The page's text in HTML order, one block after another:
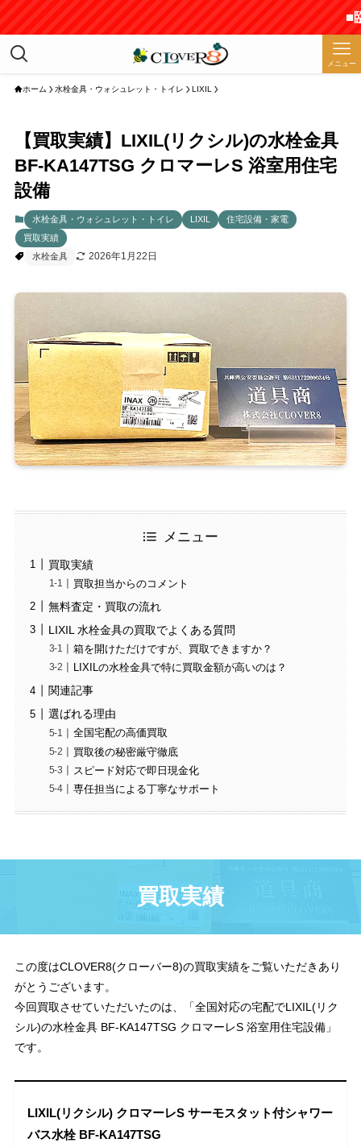
■臨時休
メニュー
ホーム 水栓金具・ウォシュレット・トイレ LIXIL
【買取実績】LIXIL(リクシル)の水栓金具
BF-KA147TSG クロマーレS 浴室用住宅
設備
水栓金具・ウォシュレット・トイレ LIXIL
住宅設備・家電
買取実績
水栓金具
2026年1月22日
メニュー
買取実績
買取担当からのコメント
無料査定・買取の流れ
LIXIL 水栓金具の買取でよくある質問
箱を開けただけですが、買取できますか？
LIXILの水栓金具で特に買取金額が高いのは？
関連記事
選ばれる理由
全国宅配の高価買取
買取後の秘密厳守徹底
スピード対応で即日現金化
専任担当による丁寧なサポート
買取実績
この度はCLOVER8(クローバー8)の買取実績をご覧いただきあり
がとうございます。
今回買取させていただいたのは、「全国対応の宅配でLIXIL(リク
シル)の水栓金具 BF-KA147TSG クロマーレS 浴室用住宅設備」
です。
LIXIL(リクシル) クロマーレS サーモスタット付シャワー
バス水栓 BF-KA147TSG